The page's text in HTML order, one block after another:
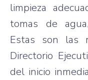
limpieza
tomas de
Estas son las
Directorio
del inicio